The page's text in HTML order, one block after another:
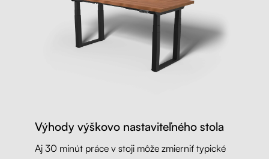
Výhody výškovo nastaviteľného stola
Aj 30 minút práce v stoji môže zmierniť typické